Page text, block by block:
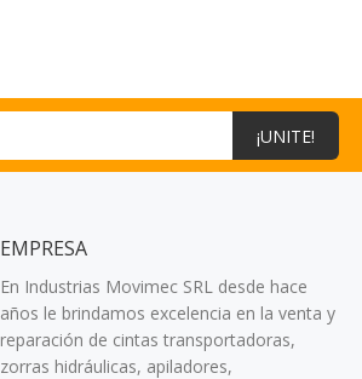
¡UNITE!
EMPRESA
En Industrias Movimec SRL desde hace
años le brindamos excelencia en la venta y
reparación de cintas transportadoras,
zorras hidráulicas, apiladores,